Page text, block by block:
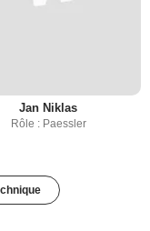
Jan Niklas
Rôle : Paessler